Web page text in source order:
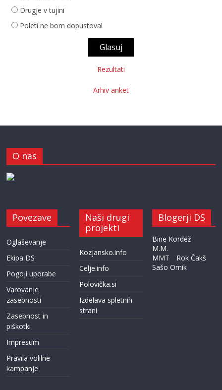
Drugje v tujini
Poleti ne bom dopustoval
Rezultati
Arhiv anket
O nas
Povezave
Oglaševanje
Ekipa DS
Pogoji uporabe
Varovanje
zasebnosti
Zasebnost in
piškotki
Impresum
Pravila volilne
kampanje
Naši drugi
projekti
Kozjansko.info
Celje.info
Polovička.si
Izdelava spletnih
strani
Blogerji DS
Bine Kordež
M.M.
MMT
Rok Čakš
Sašo Ornik